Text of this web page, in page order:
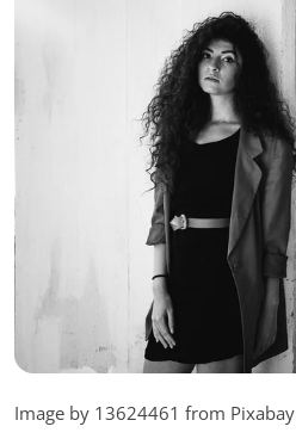
Image by 13624461 from Pixabay